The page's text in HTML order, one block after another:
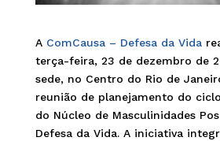
A ComCausa – Defesa da Vida
terça-feira, 23 de dezembro de
sede, no Centro do Rio de
reunião de planejamento do
do Núcleo de Masculinidades
Defesa da Vida. A iniciativa